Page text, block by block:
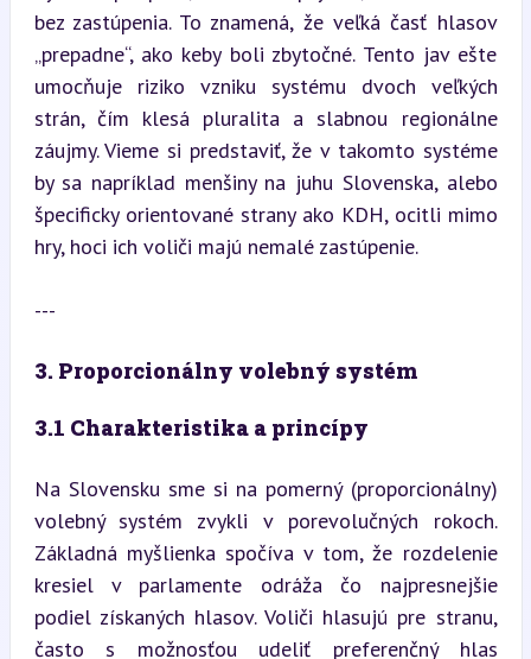
bez zastúpenia. To znamená, že veľká časť hlasov
„prepadne“, ako keby boli zbytočné. Tento jav ešte
umocňuje riziko vzniku systému dvoch veľkých
strán, čím klesá pluralita a slabnou regionálne
záujmy. Vieme si predstaviť, že v takomto systéme
by sa napríklad menšiny na juhu Slovenska, alebo
špecificky orientované strany ako KDH, ocitli mimo
hry, hoci ich voliči majú nemalé zastúpenie.
---
3. Proporcionálny volebný systém
3.1 Charakteristika a princípy
Na Slovensku sme si na pomerný (proporcionálny)
volebný systém zvykli v porevolučných rokoch.
Základná myšlienka spočíva v tom, že rozdelenie
kresiel v parlamente odráža čo najpresnejšie
podiel získaných hlasov. Voliči hlasujú pre stranu,
často s možnosťou udeliť preferenčný hlas